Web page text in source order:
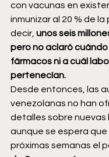
con vacunas en
inmunizar al 20 % de
decir, unos seis
pero no aclaró
fármacos ni a cuál
pertenecían.
Desde entonces, las
venezolanas no han
detalles sobre nuevas
aunque se espera que
próximas semanas el